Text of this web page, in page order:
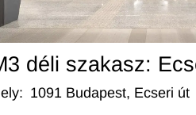
M3 déli szakasz:
: 1091 Budapest, Ecseri út